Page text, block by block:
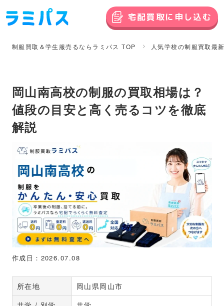
宅配買取に申し込む
制服買取＆学生服売るならラミパス TOP 人気学校の制服買取最
岡山南高校の制服の買取相場は？
値段の目安と高く売るコツを徹底
解説
作成日：2026.07.08
所在地
岡山県岡山市